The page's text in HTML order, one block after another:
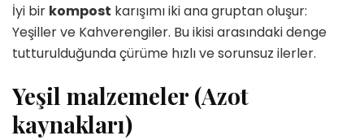
İyi bir kompost karışımı iki ana gruptan oluşur:
Yeşiller ve Kahverengiler. Bu ikisi arasındaki denge
tutturulduğunda çürüme hızlı ve sorunsuz ilerler.
Yeşil malzemeler (Azot
kaynakları)